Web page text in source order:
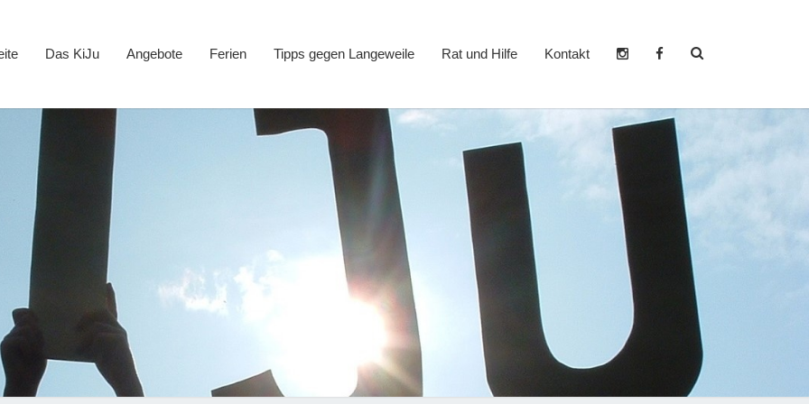
Das KiJu Angebote Ferien Tipps gegen Langeweile Rat und Hilfe Kontakt
Search
Kinder- und
Jugendzentrum
Neheim